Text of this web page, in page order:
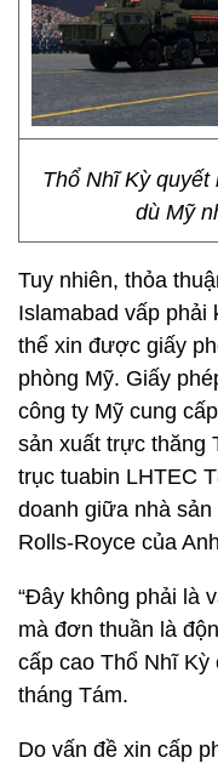
Thổ Nhĩ Kỳ
dù Mỹ
Tuy nhiên, thỏa
Islamabad vấp phải
thể xin được giấy
phòng Mỹ. Giấy
công ty Mỹ cung
sản xuất trực thăng
trục tuabin LHTEC
doanh giữa nhà
Rolls-Royce của
“Đây không phải là
mà đơn thuần là
cấp cao Thổ Nhĩ Kỳ
tháng Tám.
Do vấn đề xin cấp